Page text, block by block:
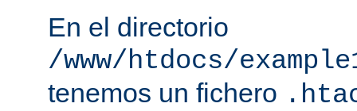
En el directorio
/www/htdocs/
tenemos un fichero